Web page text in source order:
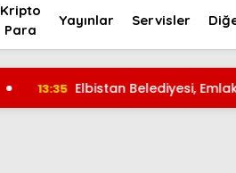
Kripto
Para
Yayınlar Servisler
13:35 Elbistan Belediyesi, Emlak